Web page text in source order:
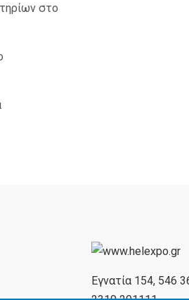
στο
Εγνατία 154, 546